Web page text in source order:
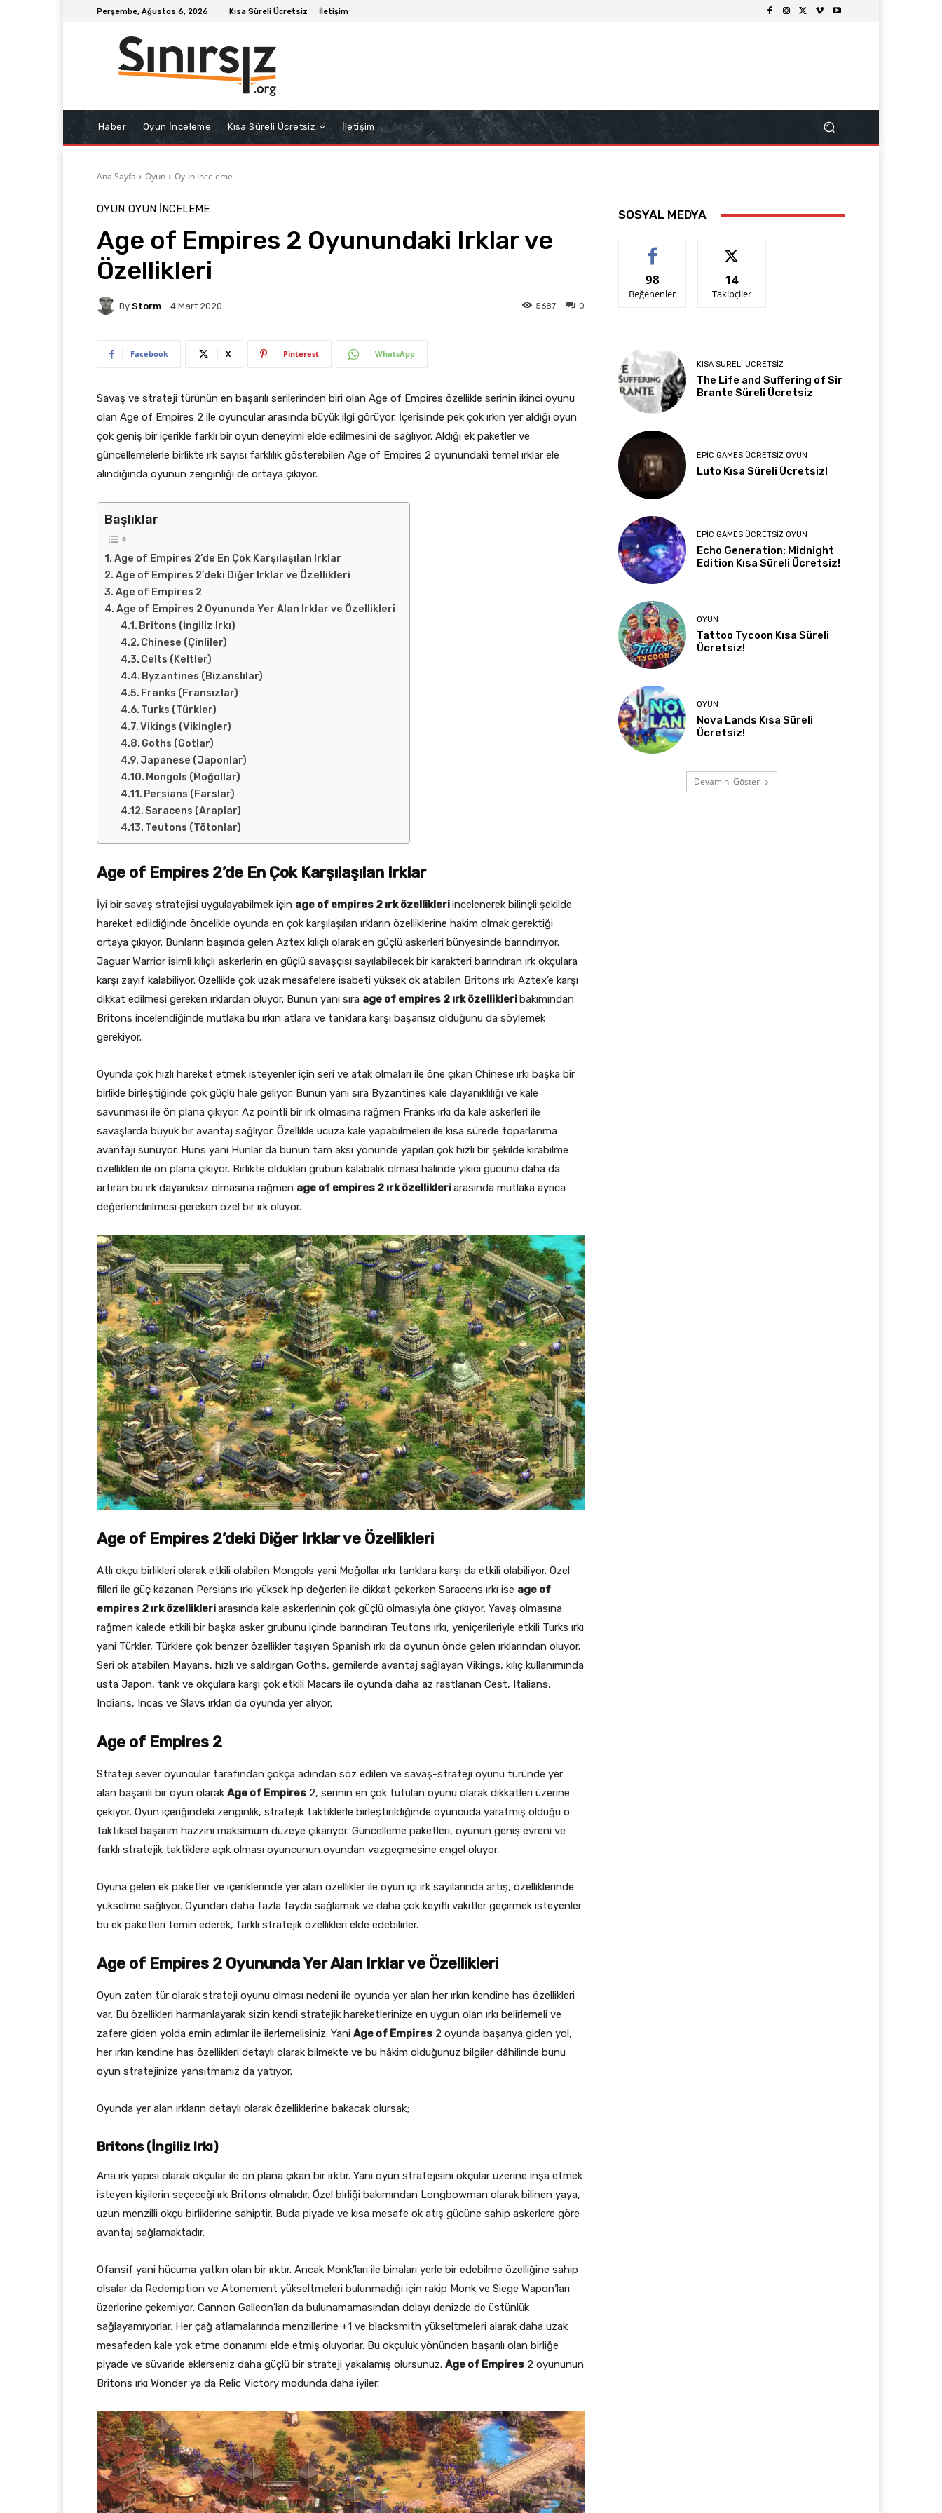
Perşembe, Ağustos 6, 2026 Kısa Süreli Ücretsiz İletişim
Haber Oyun İnceleme Kısa Süreli Ücretsiz İletişim
Ana Sayfa Oyun Oyun İnceleme
OYUN OYUN İNCELEME
Age of Empires 2 Oyunundaki Irklar ve
Özellikleri
By Storm 4 Mart 2020 0
5687
Facebook X Pinterest WhatsApp
Savaş ve strateji türünün en başarılı serilerinden biri olan Age of Empires özellikle serinin ikinci oyunu
olan Age of Empires 2 ile oyuncular arasında büyük ilgi görüyor. İçerisinde pek çok ırkın yer aldığı oyun
çok geniş bir içerikle farklı bir oyun deneyimi elde edilmesini de sağlıyor. Aldığı ek paketler ve
güncellemelerle birlikte ırk sayısı farklılık gösterebilen Age of Empires 2 oyunundaki temel ırklar ele
alındığında oyunun zenginliği de ortaya çıkıyor.
Başlıklar
Age of Empires 2’de En Çok Karşılaşılan Irklar
Age of Empires 2’deki Diğer Irklar ve Özellikleri
Age of Empires 2
Age of Empires 2 Oyununda Yer Alan Irklar ve Özellikleri
Britons (İngiliz Irkı)
Chinese (Çinliler)
Celts (Keltler)
Byzantines (Bizanslılar)
Franks (Fransızlar)
Turks (Türkler)
Vikings (Vikingler)
Goths (Gotlar)
Japanese (Japonlar)
Mongols (Moğollar)
Persians (Farslar)
Saracens (Araplar)
Teutons (Tötonlar)
Age of Empires 2’de En Çok Karşılaşılan Irklar
İyi bir savaş stratejisi uygulayabilmek için age of empires 2 ırk özellikleriincelenerek bilinçli şekilde
hareket edildiğinde öncelikle oyunda en çok karşılaşılan ırkların özelliklerine hakim olmak gerektiği
ortaya çıkıyor. Bunların başında gelen Aztex kılıçlı olarak en güçlü askerleri bünyesinde barındırıyor.
Jaguar Warrior isimli kılıçlı askerlerin en güçlü savaşçısı sayılabilecek bir karakteri barındıran ırk okçulara
karşı zayıf kalabiliyor. Özellikle çok uzak mesafelere isabeti yüksek ok atabilen Britons ırkı Aztex’e karşı
dikkat edilmesi gereken ırklardan oluyor. Bunun yanı sıra age of empires 2 ırk özellikleribakımından
Britons incelendiğinde mutlaka bu ırkın atlara ve tanklara karşı başarısız olduğunu da söylemek
gerekiyor.
Oyunda çok hızlı hareket etmek isteyenler için seri ve atak olmaları ile öne çıkan Chinese ırkı başka bir
birlikle birleştiğinde çok güçlü hale geliyor. Bunun yanı sıra Byzantines kale dayanıklılığı ve kale
savunması ile ön plana çıkıyor. Az pointli bir ırk olmasına rağmen Franks ırkı da kale askerleri ile
savaşlarda büyük bir avantaj sağlıyor. Özellikle ucuza kale yapabilmeleri ile kısa sürede toparlanma
avantajı sunuyor. Huns yani Hunlar da bunun tam aksi yönünde yapıları çok hızlı bir şekilde kırabilme
özellikleri ile ön plana çıkıyor. Birlikte oldukları grubun kalabalık olması halinde yıkıcı gücünü daha da
artıran bu ırk dayanıksız olmasına rağmen age of empires 2 ırk özellikleriarasında mutlaka ayrıca
değerlendirilmesi gereken özel bir ırk oluyor.
Age of Empires 2’deki Diğer Irklar ve Özellikleri
Atlı okçu birlikleri olarak etkili olabilen Mongols yani Moğollar ırkı tanklara karşı da etkili olabiliyor. Özel
filleri ile güç kazanan Persians ırkı yüksek hp değerleri ile dikkat çekerken Saracens ırkı ise age of
empires 2 ırk özellikleriarasında kale askerlerinin çok güçlü olmasıyla öne çıkıyor. Yavaş olmasına
rağmen kalede etkili bir başka asker grubunu içinde barındıran Teutons ırkı, yeniçerileriyle etkili Turks ırkı
yani Türkler, Türklere çok benzer özellikler taşıyan Spanish ırkı da oyunun önde gelen ırklarından oluyor.
Seri ok atabilen Mayans, hızlı ve saldırgan Goths, gemilerde avantaj sağlayan Vikings, kılıç kullanımında
usta Japon, tank ve okçulara karşı çok etkili Macars ile oyunda daha az rastlanan Cest, Italians,
Indians, Incas ve Slavs ırkları da oyunda yer alıyor.
Age of Empires 2
Strateji sever oyuncular tarafından çokça adından söz edilen ve savaş-strateji oyunu türünde yer
alan başarılı bir oyun olarak Age of Empires 2, serinin en çok tutulan oyunu olarak dikkatleri üzerine
çekiyor. Oyun içeriğindeki zenginlik, stratejik taktiklerle birleştirildiğinde oyuncuda yaratmış olduğu o
taktiksel başarım hazzını maksimum düzeye çıkarıyor. Güncelleme paketleri, oyunun geniş evreni ve
farklı stratejik taktiklere açık olması oyuncunun oyundan vazgeçmesine engel oluyor.
Oyuna gelen ek paketler ve içeriklerinde yer alan özellikler ile oyun içi ırk sayılarında artış, özelliklerinde
yükselme sağlıyor. Oyundan daha fazla fayda sağlamak ve daha çok keyifli vakitler geçirmek isteyenler
bu ek paketleri temin ederek, farklı stratejik özellikleri elde edebilirler.
Age of Empires 2 Oyununda Yer Alan Irklar ve Özellikleri
Oyun zaten tür olarak strateji oyunu olması nedeni ile oyunda yer alan her ırkın kendine has özellikleri
var. Bu özellikleri harmanlayarak sizin kendi stratejik hareketlerinize en uygun olan ırkı belirlemeli ve
zafere giden yolda emin adımlar ile ilerlemelisiniz. Yani Age of Empires 2 oyunda başarıya giden yol,
her ırkın kendine has özellikleri detaylı olarak bilmekte ve bu hâkim olduğunuz bilgiler dâhilinde bunu
oyun stratejinize yansıtmanız da yatıyor.
Oyunda yer alan ırkların detaylı olarak özelliklerine bakacak olursak;
Britons (İngiliz Irkı)
Ana ırk yapısı olarak okçular ile ön plana çıkan bir ırktır. Yani oyun stratejisini okçular üzerine inşa etmek
isteyen kişilerin seçeceği ırk Britons olmalıdır. Özel birliği bakımından Longbowman olarak bilinen yaya,
uzun menzilli okçu birliklerine sahiptir. Buda piyade ve kısa mesafe ok atış gücüne sahip askerlere göre
avantaj sağlamaktadır.
Ofansif yani hücuma yatkın olan bir ırktır. Ancak Monk’ları ile binaları yerle bir edebilme özelliğine sahip
olsalar da Redemption ve Atonement yükseltmeleri bulunmadığı için rakip Monk ve Siege Wapon’ları
üzerlerine çekemiyor. Cannon Galleon’ları da bulunamamasından dolayı denizde de üstünlük
sağlayamıyorlar. Her çağ atlamalarında menzillerine +1 ve blacksmith yükseltmeleri alarak daha uzak
mesafeden kale yok etme donanımı elde etmiş oluyorlar. Bu okçuluk yönünden başarılı olan birliğe
piyade ve süvaride eklerseniz daha güçlü bir strateji yakalamış olursunuz. Age of Empires 2 oyununun
Britons ırkı Wonder ya da Relic Victory modunda daha iyiler.
SOSYAL MEDYA
98
Beğenenler
14
Takipçiler
KISA SÜRELI ÜCRETSIZ
The Life and Suffering of Sir
Brante Süreli Ücretsiz
EPIC GAMES ÜCRETSIZ OYUN
Luto Kısa Süreli Ücretsiz!
EPIC GAMES ÜCRETSIZ OYUN
Echo Generation: Midnight
Edition Kısa Süreli Ücretsiz!
OYUN
Tattoo Tycoon Kısa Süreli
Ücretsiz!
OYUN
Nova Lands Kısa Süreli
Ücretsiz!
Devamını Göster